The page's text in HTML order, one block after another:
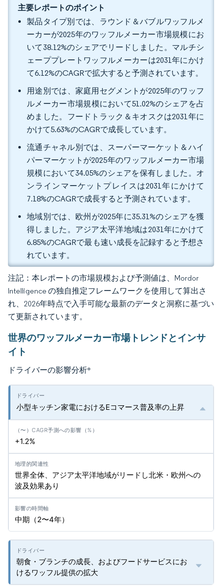
主要レポートのポイント
製品タイプ別では、ラウンド＆バブルワッフルメ
ーカーが2025年のワッフルメーカー市場規模にお
いて38.12%のシェアでリードしました。マルチシ
ェーププレートワッフルメーカーは2031年にかけ
て6.12%のCAGRで拡大すると予測されています。
用途別では、家庭用セグメントが2025年のワッフ
ルメーカー市場規模において51.02%のシェアを占
めました。フードトラック＆キオスクは2031年に
かけて5.63%のCAGRで成長しています。
流通チャネル別では、スーパーマーケット＆ハイ
パーマーケットが2025年のワッフルメーカー市場
規模において34.05%のシェアを保有しました。オ
ンラインマーケットプレイスは2031年にかけて
7.18%のCAGRで成長すると予測されています。
地域別では、欧州が2025年に35.31%のシェアを獲
得しました。アジア太平洋地域は2031年にかけて
6.85%のCAGRで最も速い成長を記録すると予想さ
れています。
注記：本レポートの市場規模および予測値は、Mordor
Intelligence の独自推定フレームワークを使用して算出さ
れ、2026年時点で入手可能な最新のデータと洞察に基づい
て更新されています。
世界のワッフルメーカー市場トレンドとインサ
イト
ドライバーの影響分析*
小型キッチン家電におけるEコマース普及率の上昇
+1.2%
世界全体、アジア太平洋地域がリードし北米・欧州への
波及効果あり
中期（2〜4年）
朝食・ブランチの成長、およびフードサービスにお
けるワッフル提供の拡大